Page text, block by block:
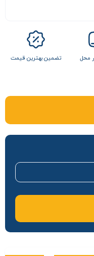
محل تضمین بهترین قیمت